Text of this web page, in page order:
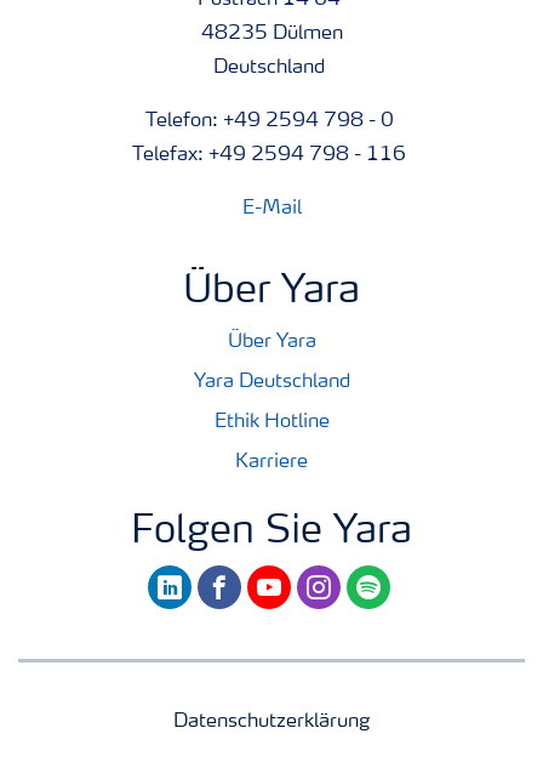
48235 Dülmen
Deutschland
Telefon: +49 2594 798 - 0
Telefax: +49 2594 798 - 116
E-Mail
Über Yara
Über Yara
Yara Deutschland
Ethik Hotline
Karriere
Folgen Sie Yara
linkedinfacebookyoutubeinstagram
spotify
Datenschutzerklärung